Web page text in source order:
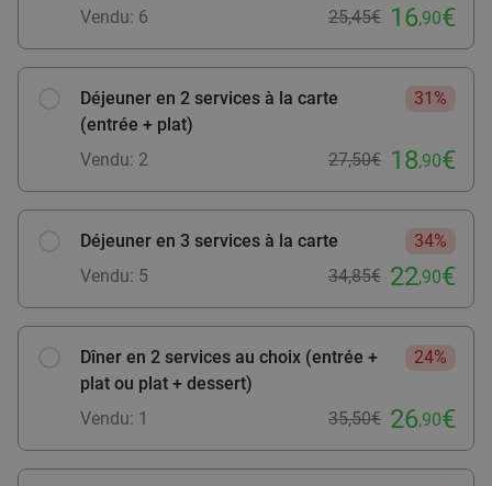
12,90
32%
Menu en 2 ou 3 services au choix au
restaurant Chez Max
Aujourd'hui Demain Me
Je
Chez MAX
10.0star
1 min.
Vendu : 12 Régulier 25€
16,90€
36%
Oriëntaals 2- of 3-gangen keuzelunch of -diner
+ muntthee in hartje Lille
Ma
Me
Vendu: 6 25,45€ 16,90€
Déjeuner en 2 services à la carte
(entrée + plat)
31%
Vendu: 2 27,50€ 18,90€
Déjeuner en 3 services à la carte
34%
Vendu: 5
34,85€ 22,90€
Dîner en 2 services au choix (entrée +
plat ou plat + dessert)
24%
Vendu: 1 35,50€ 26,90€